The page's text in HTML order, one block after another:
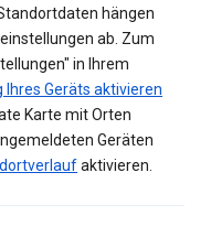
hängen
ab. Zum
in Ihrem
Geräts aktivieren
Karte mit Orten
Geräten
aktivieren.